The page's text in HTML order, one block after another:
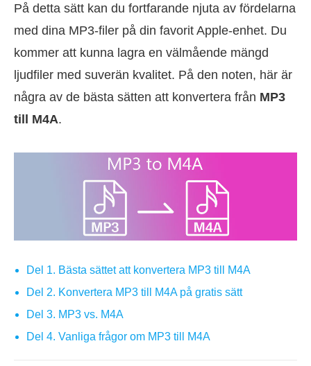
På detta sätt kan du fortfarande njuta av fördelarna
med dina MP3-filer på din favorit Apple-enhet. Du
kommer att kunna lagra en välmående mängd
ljudfiler med suverän kvalitet. På den noten, här är
några av de bästa sätten att konvertera från MP3
till M4A.
Del 1. Bästa sättet att konvertera MP3 till M4A
Del 2. Konvertera MP3 till M4A på gratis sätt
Del 3. MP3 vs. M4A
Del 4. Vanliga frågor om MP3 till M4A